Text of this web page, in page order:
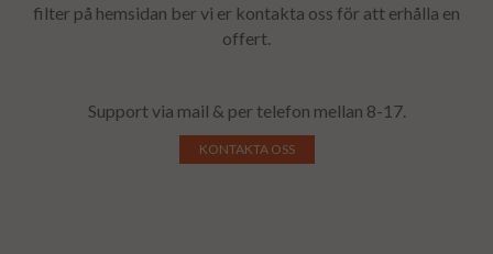
filter på hemsidan ber vi er kontakta oss för att erhålla en
offert.
Support via mail & per telefon mellan 8-17.
KONTAKTA OSS